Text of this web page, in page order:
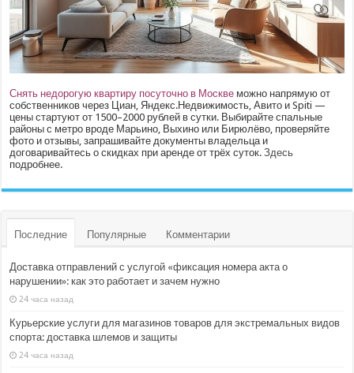
Снять недорогую квартиру посуточно в Москве можно напрямую от
собственников через Циан, Яндекс.Недвижимость, Авито и Spiti —
цены стартуют от 1500–2000 рублей в сутки. Выбирайте спальные
районы с метро вроде Марьино, Выхино или Бирюлёво, проверяйте
фото и отзывы, запрашивайте документы владельца и
договаривайтесь о скидках при аренде от трёх суток.Здесь
подробнее.
Последние Популярные Комментарии
Доставка отправлений с услугой «фиксация номера акта о
нарушении»: как это работает и зачем нужно
24 часа назад
Курьерские услуги для магазинов товаров для экстремальных видов
спорта: доставка шлемов и защиты
24 часа назад